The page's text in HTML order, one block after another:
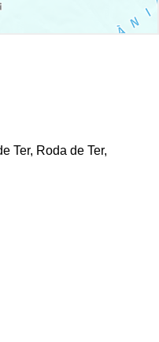
Ter, Roda de Ter,